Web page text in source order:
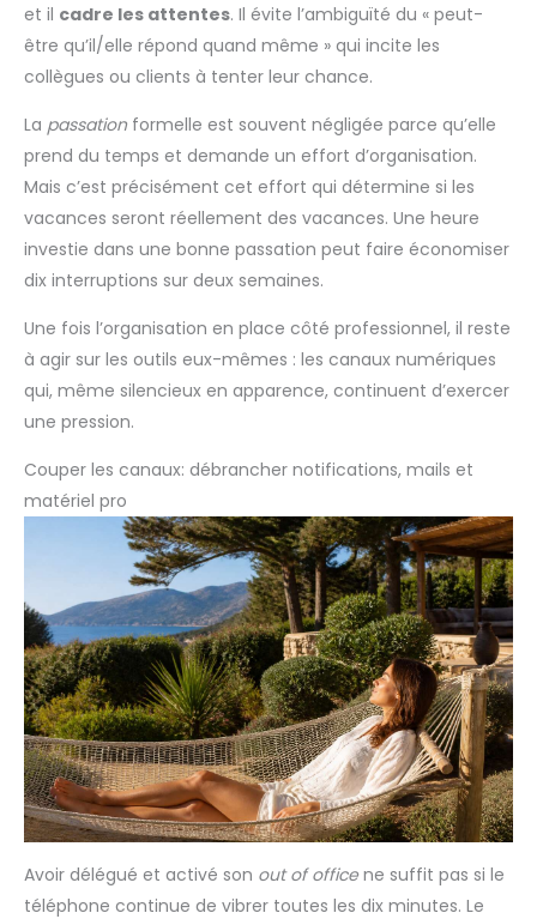
et il cadre les attentes. Il évite l’ambiguïté du « peut-
être qu’il/elle répond quand même » qui incite les
collègues ou clients à tenter leur chance.
La passationformelle est souvent négligée parce qu’elle
prend du temps et demande un effort d’organisation.
Mais c’est précisément cet effort qui détermine si les
vacances seront réellement des vacances. Une heure
investie dans une bonne passation peut faire économiser
dix interruptions sur deux semaines.
Une fois l’organisation en place côté professionnel, il reste
à agir sur les outils eux-mêmes : les canaux numériques
qui, même silencieux en apparence, continuent d’exercer
une pression.
Couper les canaux: débrancher notifications, mails et
matériel pro
Avoir délégué et activé son out of officene suffit pas si le
téléphone continue de vibrer toutes les dix minutes. Le